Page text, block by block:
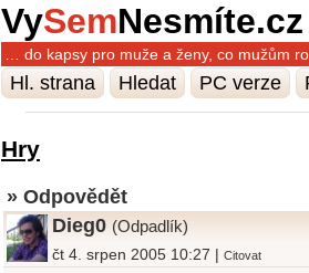
VySemNesmíte.cz
… do kapsy pro muže a ženy, co mužům
Hl. strana Hledat PC verze
Hry
» Odpovědět
Dieg0 (Odpadlík)
čt 4. srpen 2005 10:27 | Citovat